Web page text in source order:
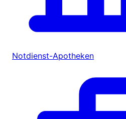
Notdienst-Apotheken